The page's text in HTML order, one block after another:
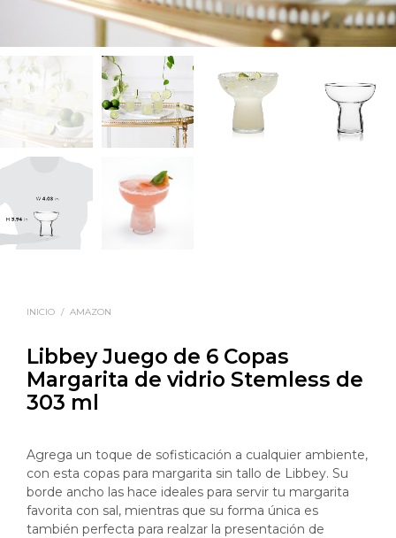
INICIO / AMAZON
Libbey Juego de 6 Copas
Margarita de vidrio Stemless de
303 ml
Agrega un toque de sofisticación a cualquier ambiente,
con esta copas para margarita sin tallo de Libbey. Su
borde ancho las hace ideales para servir tu margarita
favorita con sal, mientras que su forma única es
también perfecta para realzar la presentación de